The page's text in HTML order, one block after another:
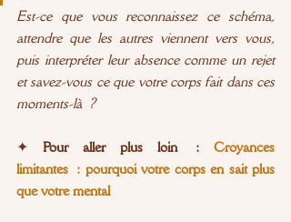
Est-ce que vous reconnaissez ce schéma,
attendre que les autres viennent vers vous,
puis interpréter leur absence comme un rejet
et savez-vous ce que votre corps fait dans ces
moments-là ?
✦ Pour aller plus loin : Croyances
limitantes : pourquoi votre corps en sait plus
que votre mental